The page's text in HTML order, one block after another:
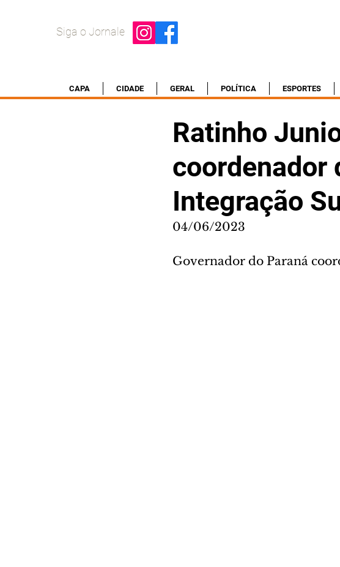
Siga o Jornale
CAPA CIDADE GERAL POLÍTICA ESPORTES
Ratinho
coordenador
Integração
04/06/2023
Governador do Paraná